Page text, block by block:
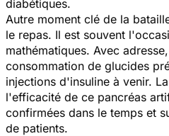
diabétiques.
Autre moment clé de la
le repas. Il est souvent
mathématiques. Avec
consommation de glucides
injections d'insuline à venir.
l'efficacité de ce pancréas
confirmées dans le temps et
de patients.